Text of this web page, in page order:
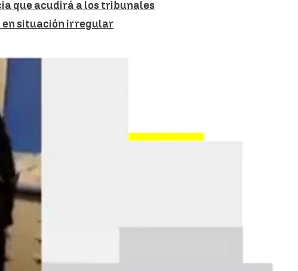
que acudirá a los tribunales
en situación irregular